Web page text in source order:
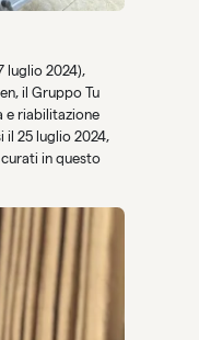
luglio 2024),
il Gruppo Tu
e riabilitazione
il 25 luglio 2024,
in questo